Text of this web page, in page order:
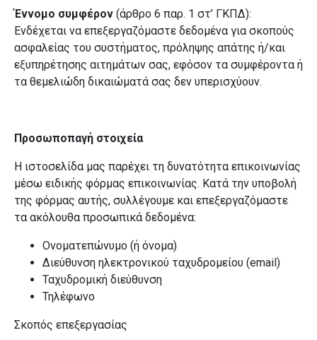
Έννομο συμφέρον (άρθρο 6 παρ. 1 στ’ ΓΚΠΔ):
Ενδέχεται να επεξεργαζόμαστε δεδομένα για σκοπούς
ασφαλείας του συστήματος, πρόληψης απάτης ή/και
εξυπηρέτησης αιτημάτων σας, εφόσον τα συμφέροντα ή
τα θεμελιώδη δικαιώματά σας δεν υπερισχύουν.
Προσωποπαγή στοιχεία
Η ιστοσελίδα μας παρέχει τη δυνατότητα επικοινωνίας
μέσω ειδικής φόρμας επικοινωνίας. Κατά την υποβολή
της φόρμας αυτής, συλλέγουμε και επεξεργαζόμαστε
τα ακόλουθα προσωπικά δεδομένα:
Ονοματεπώνυμο (ή όνομα)
Διεύθυνση ηλεκτρονικού ταχυδρομείου (email)
Ταχυδρομική διεύθυνση
Τηλέφωνο
Σκοπός επεξεργασίας